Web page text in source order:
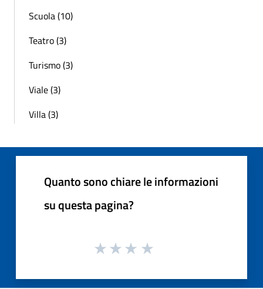
Scuola (10)
Teatro (3)
Turismo (3)
Viale (3)
Villa (3)
Quanto sono chiare le informazioni
su questa pagina?